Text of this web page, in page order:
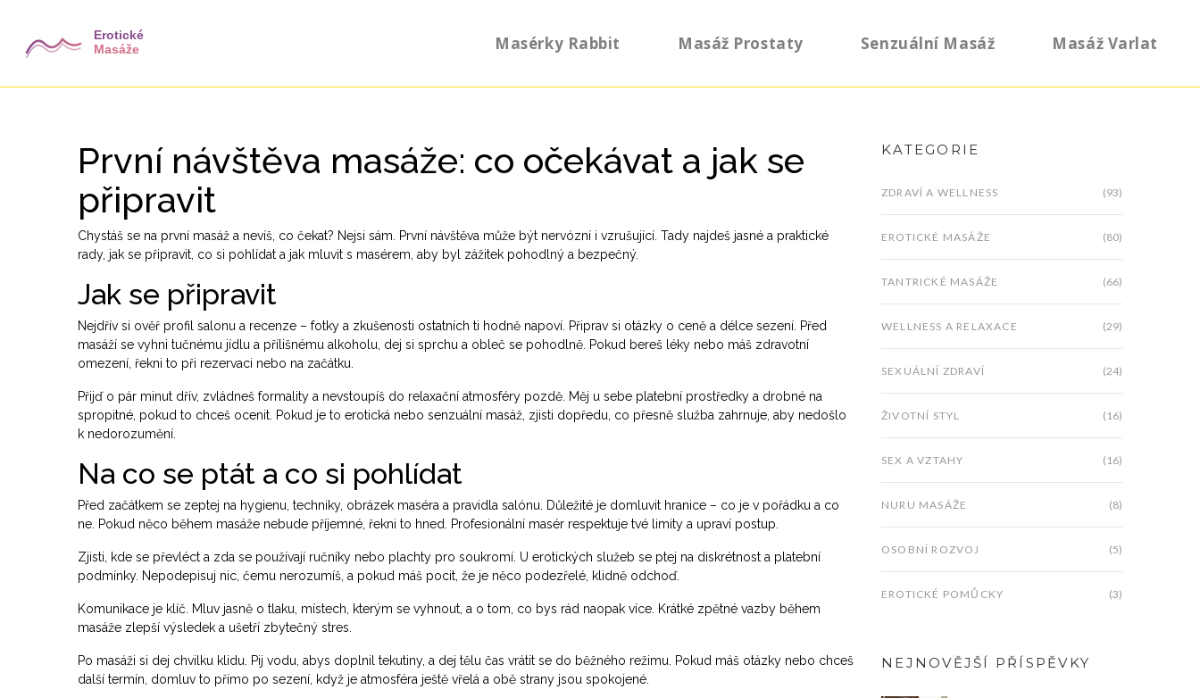
Masérky Rabbit Masáž Prostaty Senzuální Masáž Masáž Varlat
První návštěva masáže: co očekávat a jak se
připravit
Chystáš se na první masáž a nevíš, co čekat? Nejsi sám. První návštěva může být nervózní i vzrušující. Tady najdeš jasné a praktické
rady, jak se připravit, co si pohlídat a jak mluvit s masérem, aby byl zážitek pohodlný a bezpečný.
Jak se připravit
Nejdřív si ověř profil salonu a recenze – fotky a zkušenosti ostatních ti hodně napoví. Připrav si otázky o ceně a délce sezení. Před
masáží se vyhni tučnému jídlu a přílišnému alkoholu, dej si sprchu a obleč se pohodlně. Pokud bereš léky nebo máš zdravotní
omezení, řekni to při rezervaci nebo na začátku.
Přijď o pár minut dřív, zvládneš formality a nevstoupíš do relaxační atmosféry pozdě. Měj u sebe platební prostředky a drobné na
spropitné, pokud to chceš ocenit. Pokud je to erotická nebo senzuální masáž, zjisti dopředu, co přesně služba zahrnuje, aby nedošlo
k nedorozumění.
Na co se ptát a co si pohlídat
Před začátkem se zeptej na hygienu, techniky, obrázek maséra a pravidla salónu. Důležité je domluvit hranice – co je v pořádku a co
ne. Pokud něco během masáže nebude příjemné, řekni to hned. Profesionální masér respektuje tvé limity a upraví postup.
Zjisti, kde se převléct a zda se používají ručníky nebo plachty pro soukromí. U erotických služeb se ptej na diskrétnost a platební
podmínky. Nepodepisuj nic, čemu nerozumíš, a pokud máš pocit, že je něco podezřelé, klidně odchoď.
Komunikace je klíč. Mluv jasně o tlaku, místech, kterým se vyhnout, a o tom, co bys rád naopak více. Krátké zpětné vazby během
masáže zlepší výsledek a ušetří zbytečný stres.
Po masáži si dej chvilku klidu. Pij vodu, abys doplnil tekutiny, a dej tělu čas vrátit se do běžného režimu. Pokud máš otázky nebo chceš
další termín, domluv to přímo po sezení, když je atmosféra ještě vřelá a obě strany jsou spokojené.
KATEGORIE
ZDRAVÍ A WELLNESS (93)
EROTICKÉ MASÁŽE (80)
TANTRICKÉ MASÁŽE (66)
WELLNESS A RELAXACE (29)
SEXUÁLNÍ ZDRAVÍ (24)
ŽIVOTNÍ STYL (16)
SEX A VZTAHY (16)
NURU MASÁŽE (8)
OSOBNÍ ROZVOJ (5)
EROTICKÉ POMŮCKY (3)
NEJNOVĚJŠÍ PŘÍSPĚVKY